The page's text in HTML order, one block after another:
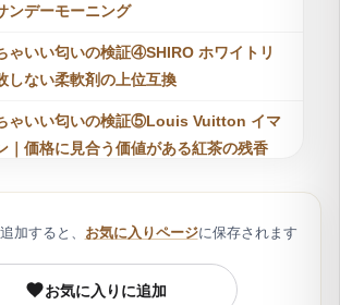
ンデーモーニング
ゃいい匂いの検証④SHIRO ホワイトリ
しない柔軟剤の上位互換
ゃいい匂いの検証⑤Louis Vuitton イマ
｜価格に見合う価値がある紅茶の残香
される理由
加すると、 お気に入りページに保存されます
お気に入りに追加